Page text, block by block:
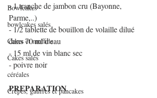
Bowlcakes
bowlcakes salés
Cakes et muffins
Cakes salés
céréales
Crêpes, gaufres et pancakes
- 1 tranche de jambon cru (Bayonne,
Parme,..)
- 1/2 tablette de bouillon de volaille dilué
dans 70 ml d'eau
- 15 ml de vin blanc sec
- poivre noir
PREPARATION